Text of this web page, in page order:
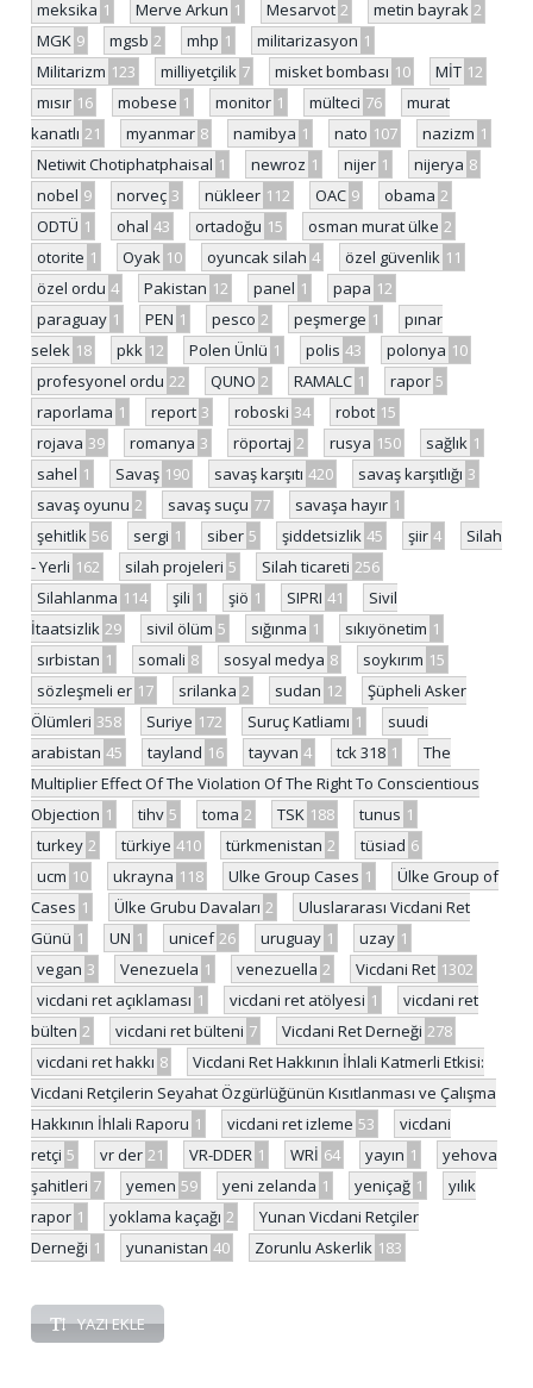
meksika 1 Merve Arkun 1 Mesarvot 2 metin bayrak 2
MGK 9 mgsb 2 mhp 1 militarizasyon 1
Militarizm 123 milliyetçilik 7 misket bombası 10 MİT 12
mısır 16 mobese 1 monitor 1 mülteci 76
murat
kanatlı 21 myanmar 8 namibya 1 nato 107 nazizm 1
Netiwit Chotiphatphaisal 1 newroz 1 nijer 1 nijerya 8
nobel 9 norveç 3 nükleer 112 OAC 9 obama 2
ODTÜ 1 ohal 43 ortadoğu 15 osman murat ülke 2
otorite 1 Oyak 10 oyuncak silah 4 özel güvenlik 11
özel ordu 4 Pakistan 12 panel 1 papa 12
paraguay 1 PEN 1 pesco 2 peşmerge 1
pınar
selek 18 pkk 12 Polen Ünlü 1 polis 43 polonya 10
profesyonel ordu 22 QUNO 2 RAMALC 1 rapor 5
raporlama 1 report 3 roboski 34 robot 15
rojava 39 romanya 3 röportaj 2 rusya 150 sağlık 1
sahel 1 Savaş 190 savaş karşıtı 420 savaş karşıtlığı 3
savaş oyunu 2 savaş suçu 77 savaşa hayır 1
şehitlik 56 sergi 1 siber 5 şiddetsizlik 45 şiir 4
Silah
- Yerli 162 silah projeleri 5 Silah ticareti 256
Silahlanma 114 şili 1 şiö 1 SIPRI 41
Sivil
İtaatsizlik 29 sivil ölüm 5 sığınma 1 sıkıyönetim 1
sırbistan 1 somali 8 sosyal medya 8 soykırım 15
sözleşmeli er 17 srilanka 2 sudan 12
Şüpheli Asker
Ölümleri 358 Suriye 172 Suruç Katliamı 1
suudi
arabistan 45 tayland 16 tayvan 4 tck 318 1
The
Multiplier Effect Of The Violation Of The Right To Conscientious
Objection 1 tihv 5 toma 2 TSK 188 tunus 1
turkey 2 türkiye 410 türkmenistan 2 tüsiad 6
ucm 10 ukrayna 118 Ulke Group Cases 1
Ülke Group of
Cases 1 Ülke Grubu Davaları 2
Uluslararası Vicdani Ret
Günü 1 UN 1 unicef 26 uruguay 1 uzay 1
vegan 3 Venezuela 1 venezuella 2 Vicdani Ret 1302
vicdani ret açıklaması 1 vicdani ret atölyesi 1
vicdani ret
bülten 2 vicdani ret bülteni 7 Vicdani Ret Derneği 278
vicdani ret hakkı 8
Vicdani Ret Hakkının İhlali Katmerli Etkisi:
Vicdani Retçilerin Seyahat Özgürlüğünün Kısıtlanması ve Çalışma
Hakkının İhlali Raporu 1 vicdani ret izleme 53
vicdani
retçi 5 vr der 21 VR-DDER 1 WRİ 64 yayın 1
yehova
şahitleri 7 yemen 59 yeni zelanda 1 yeniçağ 1
yılık
rapor 1 yoklama kaçağı 2
Yunan Vicdani Retçiler
Derneği 1 yunanistan 40 Zorunlu Askerlik 183
YAZI EKLE